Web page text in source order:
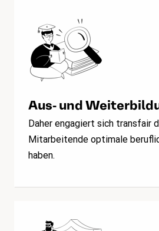
Aus- und
Daher engagiert sich transfair
Mitarbeitende optimale
haben.